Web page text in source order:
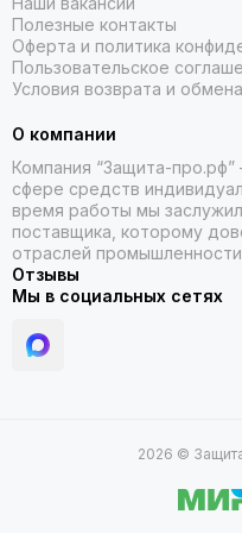
с удобной посадкой и
он надёжно фиксировался
рекомендуем обратить
функции, например,
комфорт при длительном
Сделайте
Выберите подходящий
магазине и обеспечьте
месте. Мы гарантируем
продукции. Ознакомьтесь
нас есть всё
Полезные контакты
Оферта и политика
Пользовательское
Условия возврата и
О компании
Компания “Защита-
сфере средств
время работы мы
поставщика, которому
отраслей
Отзывы
Мы в социальных сетях
2026 ©